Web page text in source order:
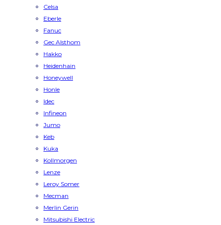
Celsa
Eberle
Fanuc
Gec Alsthom
Hakko
Heidenhain
Honeywell
Honle
Idec
Infineon
Jumo
Keb
Kuka
Kollmorgen
Lenze
Leroy Somer
Mecman
Merlin Gerin
Mitsubishi Electric